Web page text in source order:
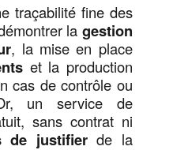
traçabilité fine des
la gestion
, la mise en place
et la production
cas de contrôle ou
un service de
sans contrat ni
de justifierde la